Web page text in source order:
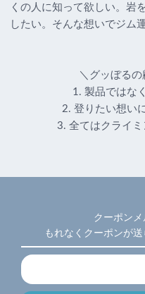
くの人に知って欲しい。岩
したい。そんな想いでジム
＼グッぼる
1. 製品ではな
2. 登りたい想い
3. 全てはクライ
クーポン
もれなくクーポンが